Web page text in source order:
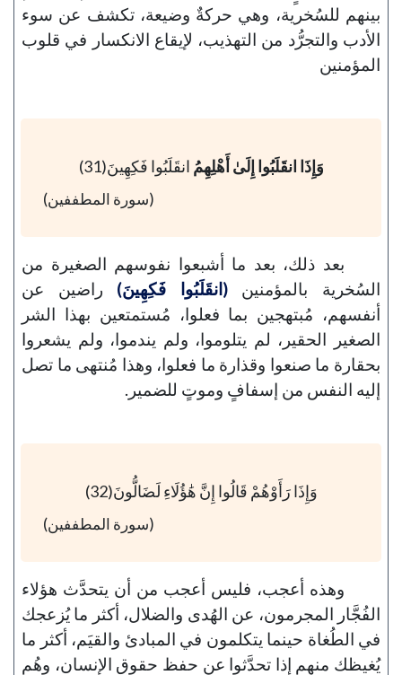
بينهم للسُخرية، وهي حركةٌ وضيعة، تكشف عن سوء
الأدب والتجرُّد من التهذيب، لإيقاع الانكسار في قلوب
المؤمنين
وَإِذَا انقَلَبُوا إِلَىٰ أَهْلِهِمُ انقَلَبُوا فَكِهِينَ(31)
(سورة المطففين)
بعد ذلك، بعد ما أشبعوا نفوسهم الصغيرة من
السُخرية بالمؤمنين(انقَلَبُوا فَكِهِينَ) راضين عن
أنفسهم، مُبتهجين بما فعلوا، مُستمتعين بهذا الشر
الصغير الحقير، لم يتلوموا، ولم يندموا، ولم يشعروا
بحقارة ما صنعوا وقذارة ما فعلوا، وهذا مُنتهى ما تصل
إليه النفس من إسفافٍ وموتٍ للضمير.
وَإِذَا رَأَوْهُمْ قَالُوا إِنَّ هَٰؤُلَاءِ لَضَالُّونَ(32)
(سورة المطففين)
وهذه أعجب، فليس أعجب من أن يتحدَّث هؤلاء
الفُجَّار المجرمون، عن الهُدى والضلال، أكثر ما يُزعجك
في الطُغاة حينما يتكلمون في المبادئ والقيَم، أكثر ما
يُغيظك منهم إذا تحدَّثوا عن حفظ حقوق الإنسان، وهُم